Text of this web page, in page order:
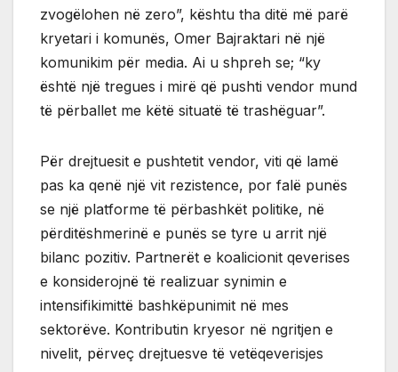
zvogëlohen në zero”, kështu tha ditë më parë
kryetari i komunës, Omer Bajraktari në një
komunikim për media. Ai u shpreh se; “ky
është një tregues i mirë që pushti vendor mund
të përballet me këtë situatë të trashëguar”.
Për drejtuesit e pushtetit vendor, viti që lamë
pas ka qenë një vit rezistence, por falë punës
se një platforme të përbashkët politike, në
përditëshmerinë e punës se tyre u arrit një
bilanc pozitiv. Partnerët e koalicionit qeverises
e konsiderojnë të realizuar synimin e
intensifikimittë bashkëpunimit në mes
sektorëve. Kontributin kryesor në ngritjen e
nivelit, përveç drejtuesve të vetëqeverisjes